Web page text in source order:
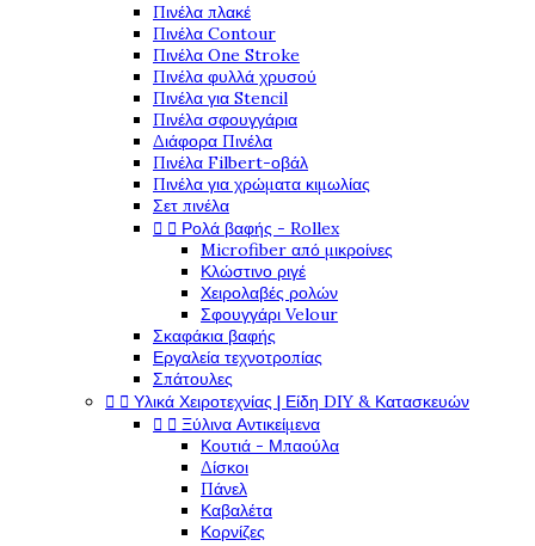
Πινέλα πλακέ
Πινέλα Contour
Πινέλα One Stroke
Πινέλα φυλλά χρυσού
Πινέλα για Stencil
Πινέλα σφουγγάρια
Διάφορα Πινέλα
Πινέλα Filbert-οβάλ
Πινέλα για χρώματα κιμωλίας
Σετ πινέλα
  Ρολά βαφής - Rollex
Microfiber από μικροίνες
Κλώστινο ριγέ
Χειρολαβές ρολών
Σφουγγάρι Velour
Σκαφάκια βαφής
Εργαλεία τεχνοτροπίας
Σπάτουλες
  Υλικά Χειροτεχνίας | Είδη DIY & Κατασκευών
  Ξύλινα Αντικείμενα
Κουτιά - Μπαούλα
Δίσκοι
Πάνελ
Καβαλέτα
Κορνίζες